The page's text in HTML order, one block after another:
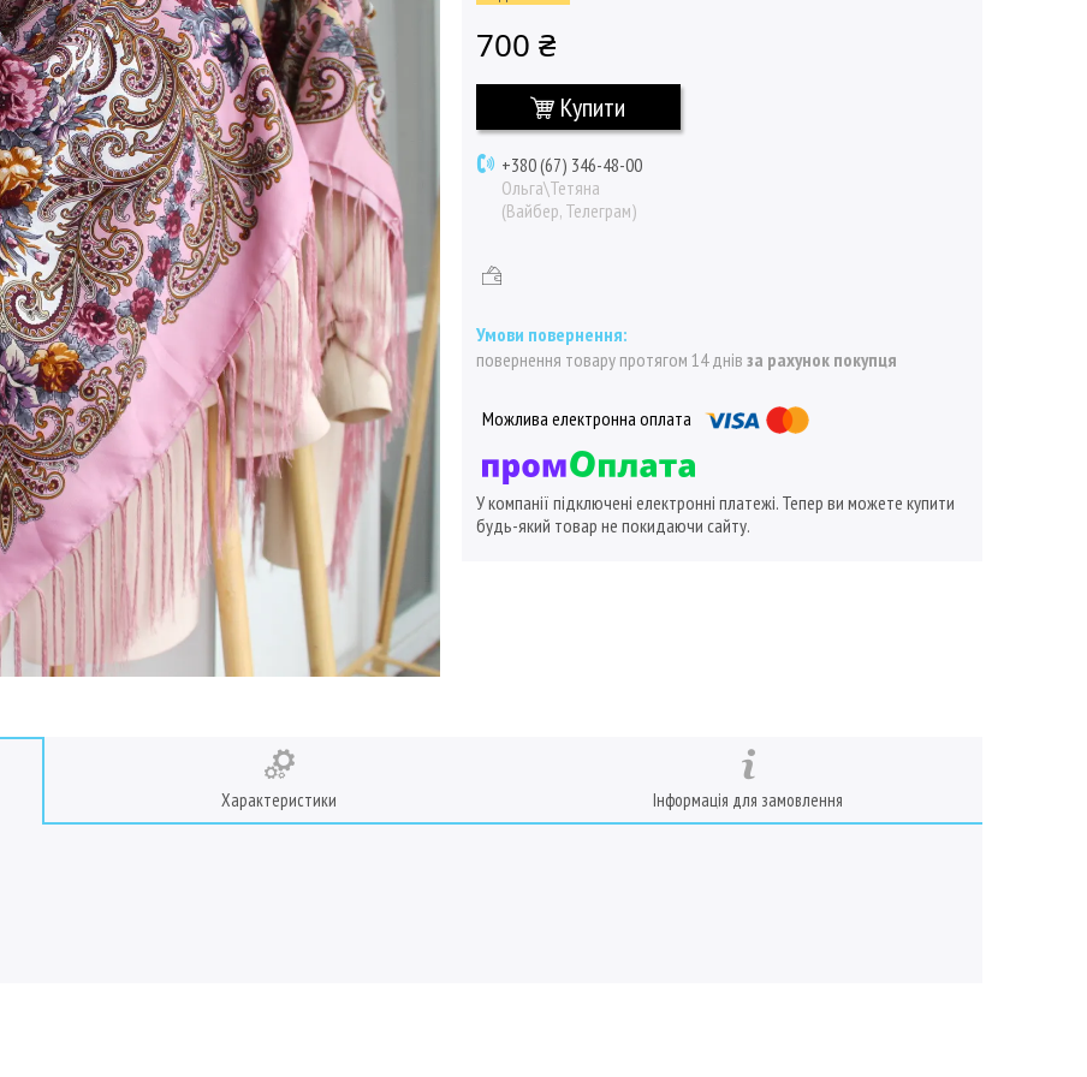
700 ₴
Купити
+380 (67) 346-48-00
Ольга\Тетяна
(Вайбер, Телеграм)
повернення товару протягом 14 днів за рахунок покупця
У компанії підключені електронні платежі. Тепер ви можете купити
будь-який товар не покидаючи сайту.
Характеристики Інформація для замовлення